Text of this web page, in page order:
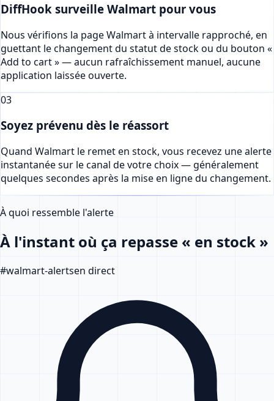
DiffHook surveille Walmart pour vous
Nous vérifions la page Walmart à intervalle rapproché, en
guettant le changement du statut de stock ou du bouton «
Add to cart » — aucun rafraîchissement manuel, aucune
application laissée ouverte.
03
Soyez prévenu dès le réassort
Quand Walmart le remet en stock, vous recevez une alerte
instantanée sur le canal de votre choix — généralement
quelques secondes après la mise en ligne du changement.
À quoi ressemble l'alerte
À l'instant où ça repasse « en stock »
#walmart-alertsen direct